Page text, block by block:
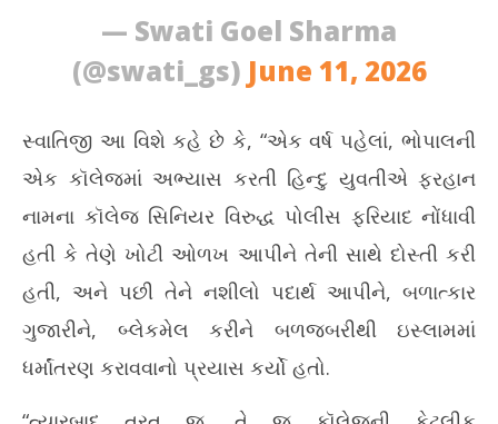
— Swati Goel Sharma
(@swati_gs) June 11, 2026
સ્વાતિજી આ વિશે કહે છે કે, “એક વર્ષ પહેલાં, ભોપાલની
એક કૉલેજમાં અભ્યાસ કરતી હિન્દુ યુવતીએ ફરહાન
નામના કૉલેજ સિનિયર વિરુદ્ધ પોલીસ ફરિયાદ નોંધાવી
હતી કે તેણે ખોટી ઓળખ આપીને તેની સાથે દોસ્તી કરી
હતી, અને પછી તેને નશીલો પદાર્થ આપીને, બળાત્કાર
ગુજારીને, બ્લેકમેલ કરીને બળજબરીથી ઇસ્લામમાં
ધર્માંતરણ કરાવવાનો પ્રયાસ કર્યો હતો.